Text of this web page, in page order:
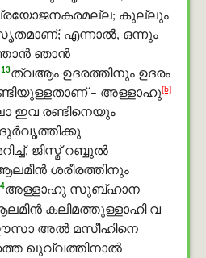
കുല്ലും
എന്നാല്‍, ഒന്നും
ഞാന്‍
13ത്വആം ഉദരത്തിനും ഉദരം
– അള്ളാഹു[b]
രണ്ടിനെയും
ദുര്‍വൃത്തിക്കു
ജിസ്മ് റബ്ബുൽ
ശരീരത്തിനും
അള്ളാഹു സുബ്ഹാന
കലിമത്തുള്ളാഹി വ
അൽ മസീഹിനെ
ഖുവ്വത്തിനാൽ